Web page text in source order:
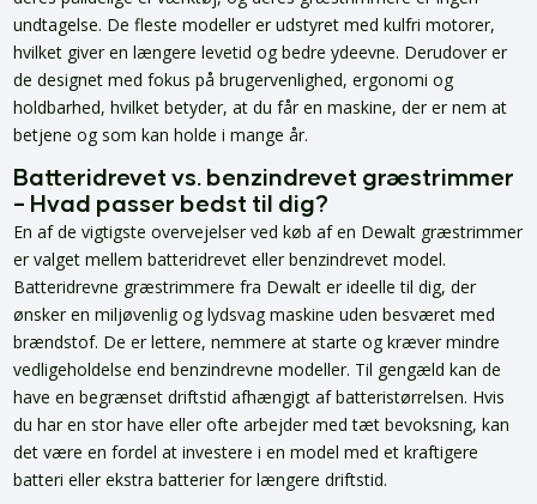
undtagelse. De fleste modeller er udstyret med kulfri motorer,
hvilket giver en længere levetid og bedre ydeevne. Derudover er
de designet med fokus på brugervenlighed, ergonomi og
holdbarhed, hvilket betyder, at du får en maskine, der er nem at
betjene og som kan holde i mange år.
Batteridrevet vs. benzindrevet græstrimmer
– Hvad passer bedst til dig?
En af de vigtigste overvejelser ved køb af en Dewalt græstrimmer
er valget mellem batteridrevet eller benzindrevet model.
Batteridrevne græstrimmere fra Dewalt er ideelle til dig, der
ønsker en miljøvenlig og lydsvag maskine uden besværet med
brændstof. De er lettere, nemmere at starte og kræver mindre
vedligeholdelse end benzindrevne modeller. Til gengæld kan de
have en begrænset driftstid afhængigt af batteristørrelsen. Hvis
du har en stor have eller ofte arbejder med tæt bevoksning, kan
det være en fordel at investere i en model med et kraftigere
batteri eller ekstra batterier for længere driftstid.